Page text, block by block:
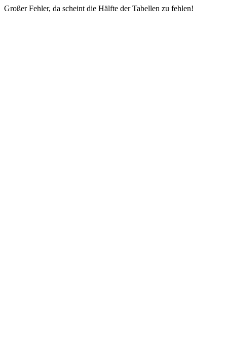
Großer Fehler, da scheint die Hälfte der Tabellen zu fehlen!